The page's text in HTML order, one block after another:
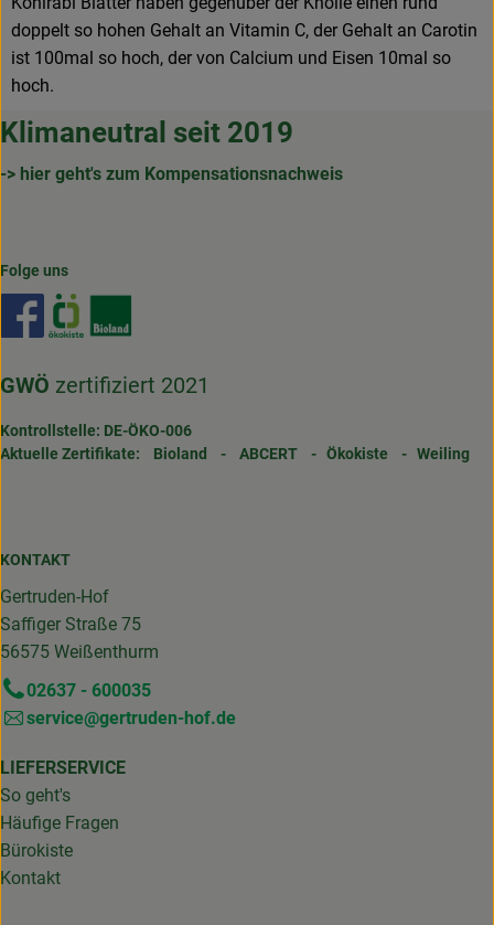
doppelt so hohen Gehalt an Vitamin C, der Gehalt an Carotin
ist 100mal so hoch, der von Calcium und Eisen 10mal so
hoch.
Klimaneutral seit 2019
-> hier geht's zum Kompensationsnachweis
Folge uns
Externer Link zu https://www.facebook.com/
GWÖ zertifiziert 2021
Kontrollstelle: DE-ÖKO-006
Aktuelle Zertifikate: Bioland - ABCERT - Ökokiste - Weiling
KONTAKT
Gertruden-Hof
Saffiger Straße 75
56575 Weißenthurm
02637 - 600035
service@gertruden-hof.de
LIEFERSERVICE
So geht's
Häufige Fragen
Bürokiste
Kontakt